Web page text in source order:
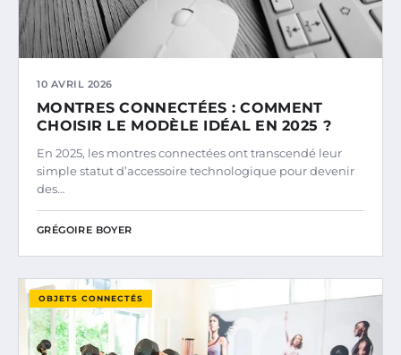
10 AVRIL 2026
MONTRES CONNECTÉES : COMMENT
CHOISIR LE MODÈLE IDÉAL EN 2025 ?
En 2025, les montres connectées ont transcendé leur
simple statut d’accessoire technologique pour devenir
des…
GRÉGOIRE BOYER
OBJETS CONNECTÉS